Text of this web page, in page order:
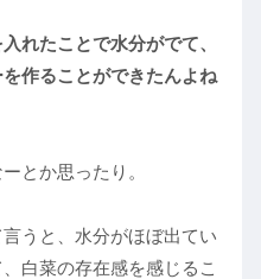
れたことで水分がでて、
作ることができたんよね
とか思ったり。
うと、水分がほぼ出てい
白菜の存在感を感じるこ